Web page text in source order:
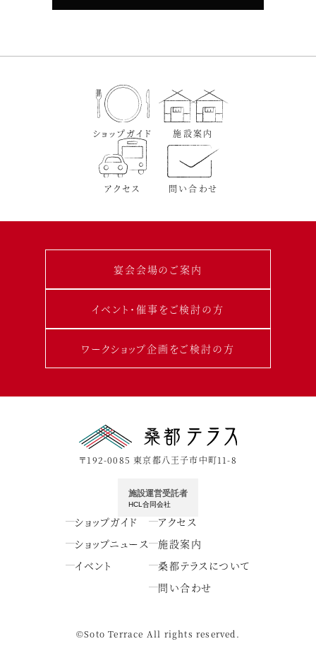
ショップガイド 施設案内
アクセス 問い合わせ
宴会会場のご案内
イベント･催事をご検討の方
ワークショップ企画をご検討の方
〒192-0085 東京都八王子市中町11-8
施設運営受託者
HCL合同会社
ショップガイド
ショップニュース
イベント
アクセス
施設案内
桑都テラスについて
問い合わせ
©Soto Terrace All rights reserved.